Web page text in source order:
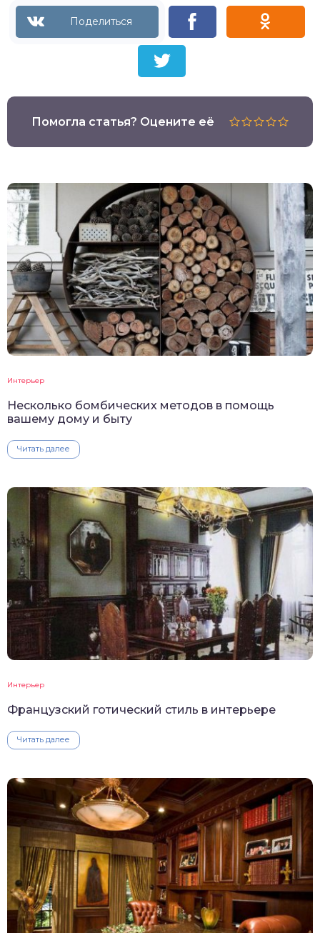
Помогла статья? Оцените её
Интерьер
Несколько бомбических методов в помощь
вашему дому и быту
Читать далее
Интерьер
Французский готический стиль в интерьере
Читать далее